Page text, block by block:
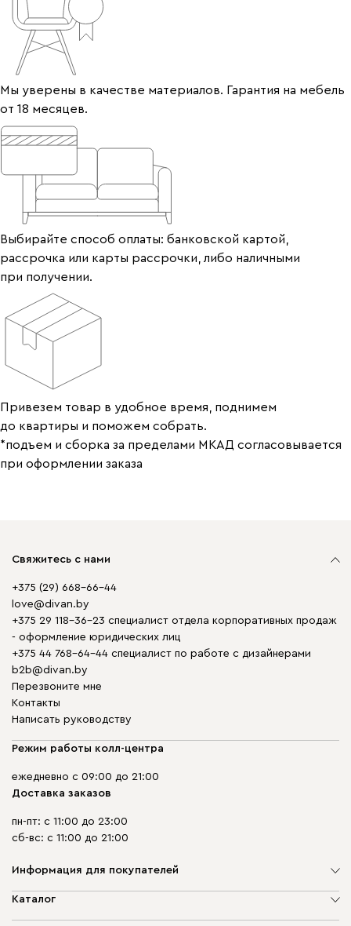
Мы уверены в качестве материалов. Гарантия на мебель
от 18 месяцев.
Выбирайте способ оплаты: банковской картой,
рассрочка или карты рассрочки, либо наличными
при получении.
Привезем товар в удобное время, поднимем
до квартиры и поможем собрать.
*подъем и сборка за пределами МКАД согласовывается
при оформлении заказа
Свяжитесь с нами
+375 (29) 668-66-44
love@divan.by
+375 29 118-36-23 специалист отдела корпоративных продаж
- оформление юридических лиц
+375 44 768-64-44 специалист по работе с дизайнерами
b2b@divan.by
Перезвоните мне
Контакты
Написать руководству
Режим работы колл-центра
ежедневно с 09:00 до 21:00
Доставка заказов
пн-пт: с 11:00 до 23:00
сб-вс: с 11:00 до 21:00
Информация для покупателей
О компании
Каталог